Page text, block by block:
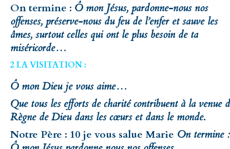
On termine : Ô mon Jésus, pardonne-nous nos
offenses, préserve-nous du feu de l’enfer et sauve les
âmes, surtout celles qui ont le plus besoin de ta
miséricorde…
2 LA VISITATION :
Ô mon Dieu je vous aime…
Que tous les efforts de charité contribuent à la venue
Règne de Dieu dans les cœurs et dans le monde.
Notre Père : 10 je vous salue Marie On termine :